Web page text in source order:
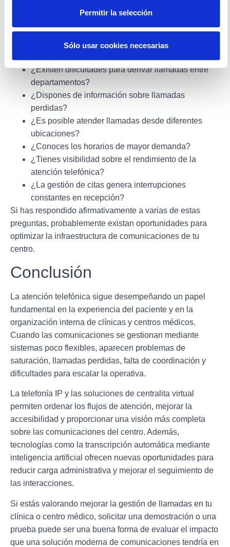
Permitir la selección
Sólo usar cookies necesarias
ayudarte a detectar oportunidades de mejora:
¿Se pierden llamadas durante las horas punta?
¿Los pacientes esperan demasiado para ser
¿Existen dificultades para derivar llamadas entre
departamentos?
¿Dispones de información sobre llamadas
perdidas?
¿Es posible atender llamadas desde diferentes
ubicaciones?
¿Conoces los horarios de mayor demanda?
¿Tienes visibilidad sobre el rendimiento de la
atención telefónica?
¿La gestión de citas genera interrupciones
constantes en recepción?
Si has respondido afirmativamente a varias de estas
preguntas, probablemente existan oportunidades para
optimizar la infraestructura de comunicaciones de tu
centro.
Conclusión
La atención telefónica sigue desempeñando un papel
fundamental en la experiencia del paciente y en la
organización interna de clínicas y centros médicos.
Cuando las comunicaciones se gestionan mediante
sistemas poco flexibles, aparecen problemas de
saturación, llamadas perdidas, falta de coordinación y
dificultades para escalar la operativa.
La telefonía IP y las soluciones de centralita virtual
permiten ordenar los flujos de atención, mejorar la
accesibilidad y proporcionar una visión más completa
sobre las comunicaciones del centro. Además,
tecnologías como la transcripción automática mediante
inteligencia artificial ofrecen nuevas oportunidades para
reducir carga administrativa y mejorar el seguimiento de
las interacciones.
Si estás valorando mejorar la gestión de llamadas en tu
clínica o centro médico, solicitar una demostración o una
prueba puede ser una buena forma de evaluar el impacto
que una solución moderna de comunicaciones tendría en